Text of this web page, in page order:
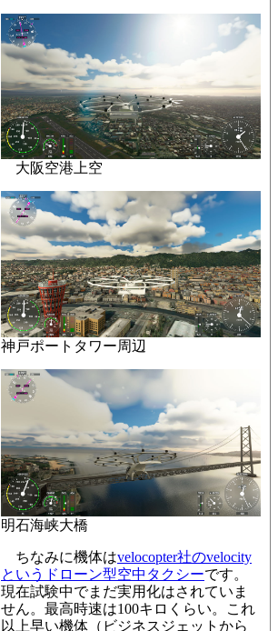
大阪空港上空
神戸ポートタワー周辺
明石海峡大橋
ちなみに機体はvelocopter社のvelocity
というドローン型空中タクシーです。
現在試験中でまだ実用化はされていま
せん。最高時速は100キロくらい。これ
以上早い機体（ビジネスジェットから